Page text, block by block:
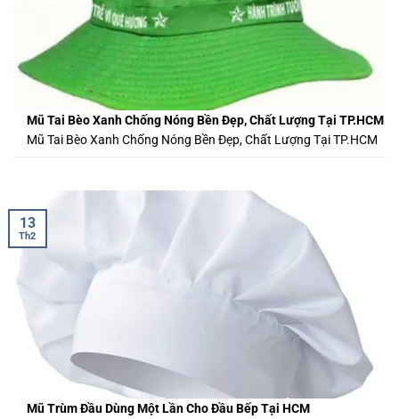
Mũ Tai Bèo Xanh Chống Nóng Bền Đẹp, Chất Lượng Tại TP.HCM
Mũ Tai Bèo Xanh Chống Nóng Bền Đẹp, Chất Lượng Tại TP.HCM
Mũ Trùm Đầu Dùng Một Lần Cho Đầu Bếp Tại HCM
13
Th2